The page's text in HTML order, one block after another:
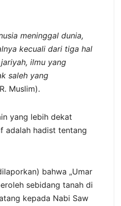
meninggal dunia,
kecuali dari tiga hal
ilmu yang
saleh yang
Muslim).
yang lebih dekat
adalah hadist tentang
bahwa „Umar
sebidang tanah di
kepada Nabi Saw